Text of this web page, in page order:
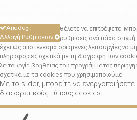
Αποδοχή
Αλλαγή Ρυθμίσεων
θέλετε να επιτρέψετε.
ρυθμίσεις ανά πάσα
έχει ως αποτέλεσμα ορισμένες λειτουργίες να
πληροφορίες σχετικά με τη διαγραφή των
λειτουργία βοήθειας του προγράμματος
σχετικά με τα cookies που χρησιμοποιούμε.
Με το slider, μπορείτε να
διαφορετικούς τύπους cookies: